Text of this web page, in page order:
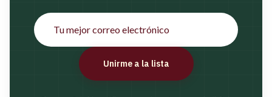
Unirme a la lista